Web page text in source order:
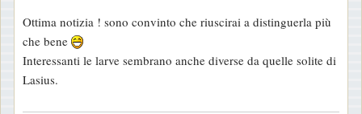
s
s
a
g
Ottima notizia ! sono convinto che riuscirai a distinguerla più
che bene
Interessanti le larve sembrano anche diverse da quelle solite di
Lasius.